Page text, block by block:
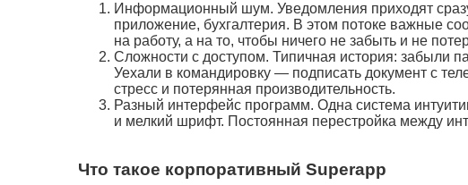
Информационный шум. Уведомления приходят сразу
приложение, бухгалтерия. В этом потоке важные
на работу, а на то, чтобы ничего не забыть и не
Сложности с доступом. Типичная история: забыли
Уехали в командировку — подписать документ с
стресс и потерянная производительность.
Разный интерфейс программ. Одна система
и мелкий шрифт. Постоянная перестройка между
Что такое корпоративный Superapp